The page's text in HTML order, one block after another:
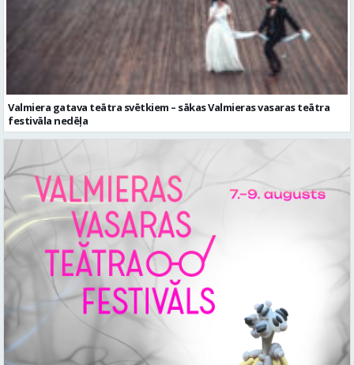
Valmiera gatava teātra svētkiem – sākas Valmieras vasaras teātra
festivāla nedēļa